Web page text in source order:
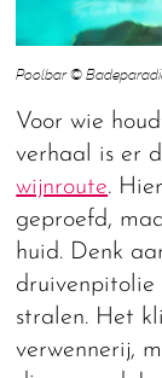
Poolbar ©
Voor wie
verhaal is er
wijnroute.
geproefd,
huid. Denk
druivenpitolie
stralen. Het
verwennerij,